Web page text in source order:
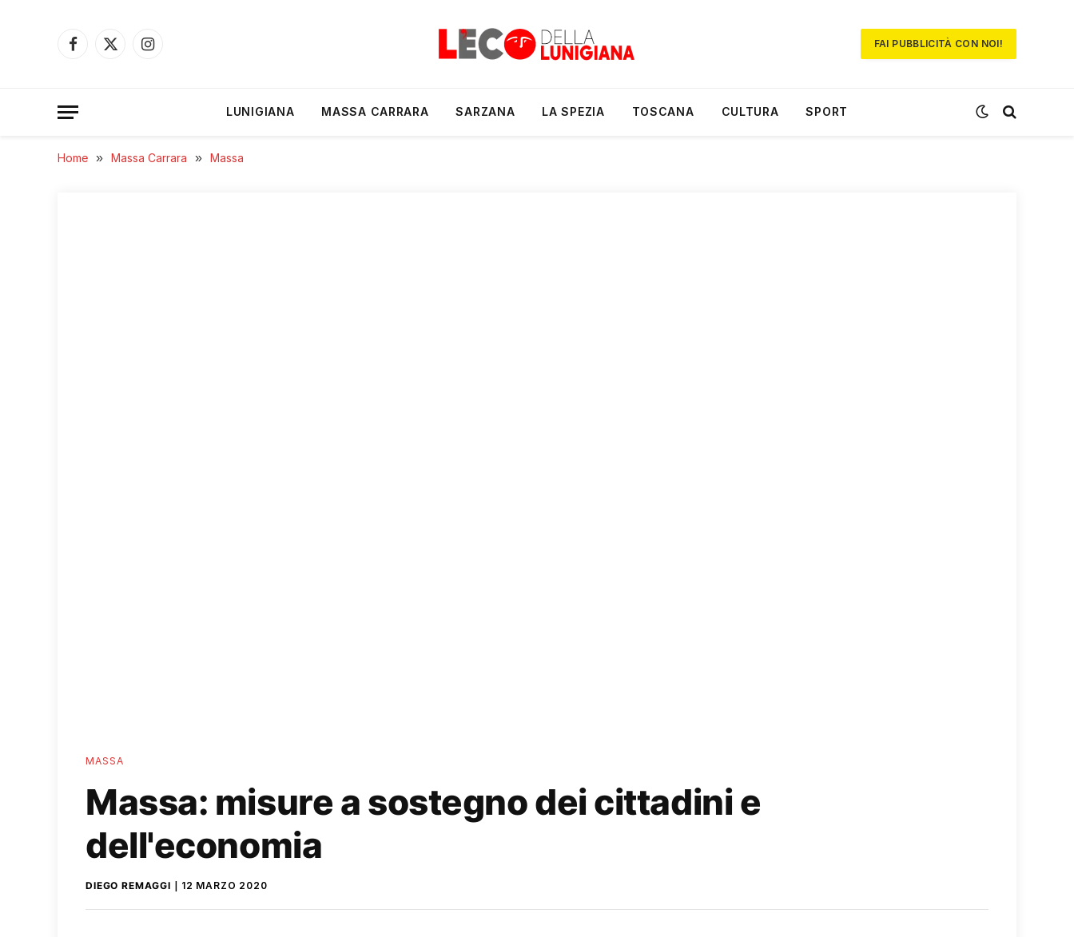
Facebook
X
Instagram
FAI PUBBLICITÀ CON NOI!
LUNIGIANA MASSA CARRARA SARZANA LA SPEZIA TOSCANA CULTURA SPORT
Home » Massa Carrara » Massa
MASSA
Massa: misure a sostegno dei cittadini e
dell'economia
DIEGO REMAGGI 12 MARZO 2020